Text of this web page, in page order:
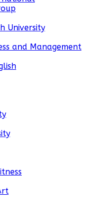
University
and Management